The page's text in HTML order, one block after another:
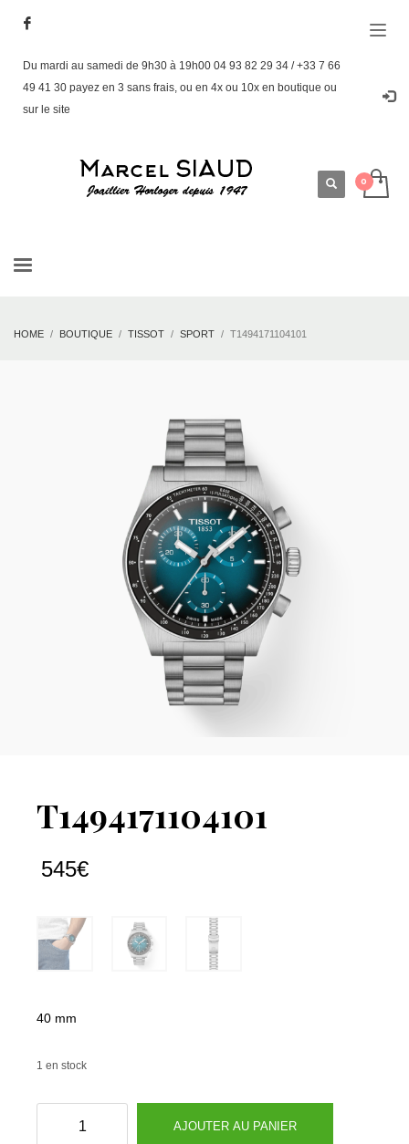
Du mardi au samedi de 9h30 à 19h00 04 93 82 29 34 / +33 7 66
49 41 30 payez en 3 sans frais, ou en 4x ou 10x en boutique ou
sur le site
HOME BOUTIQUE TISSOT SPORT T1494171104101
T1494171104101
545€
40 mm
1 en stock
AJOUTER AU PANIER